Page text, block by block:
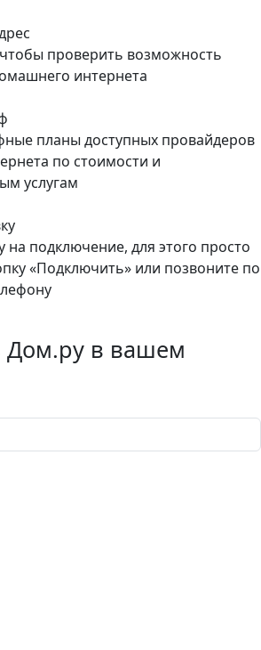
проверить возможность
интернета
планы доступных провайдеров
по стоимости и
услугам
на подключение, для этого просто
«Подключить» или позвоните по
Дом.ру в вашем